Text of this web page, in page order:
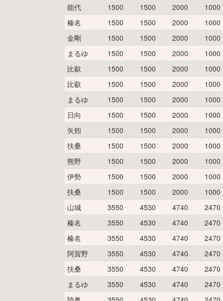
能代
1500 1500 2000
1000
榛名
1500 1500 2000
1000
金剛
1500 1500 2000
1000
まるゆ
1500 1500 2000
1000
比叡
1500 1500 2000
1000
比叡
1500 1500 2000
1000
まるゆ
1500 1500 2000
1000
日向
1500 1500 2000
1000
矢矧
1500 1500 2000
1000
扶桑
1500 1500 2000
1000
熊野
1500 1500 2000
1000
伊勢
1500 1500 2000
1000
扶桑
1500 1500 2000
1000
山城
3550 4530 4740
2470
榛名
3550 4530 4740
2470
榛名
3550 4530 4740
2470
阿賀野
3550 4530 4740
2470
扶桑
3550 4530 4740
2470
まるゆ
3550 4530 4740
2470